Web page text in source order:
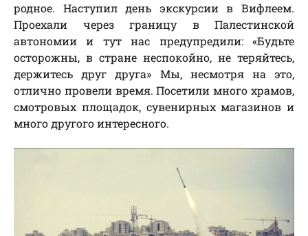
родное. Наступил день экскурсии в Вифлеем.
Проехали через границу в Палестинской
автономии и тут нас предупредили: «Будьте
осторожны, в стране неспокойно, не теряйтесь,
держитесь друг друга» Мы, несмотря на это,
отлично провели время. Посетили много храмов,
смотровых площадок, сувенирных магазинов и
много другого интересного.